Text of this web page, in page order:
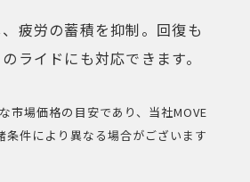
疲労の蓄積を抑制。回復も
ライドにも対応できます。
市場価格の目安であり、当社MOVE
条件により異なる場合がございます